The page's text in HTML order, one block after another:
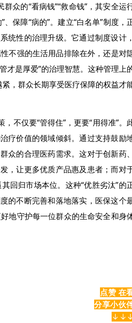
众的“看病钱”“救命钱”，其安全运
保障“病的”。建立“白名单”制度，
统性的治理升级。它通过制度设计，
不强的生活用品排除在外，还是对
才是厚爱”的治理智慧。这种管理上
，群众长期享受医疗保障的权益才
不仅要“管得住”，更要“用得准”。
疗价值的领域倾斜。通过支持鼓励
众的合理医药需求。这对于创新药、
，让更多优质产品惠及患者；而对
回归市场本位。这种“优胜劣汰”的
的不断完善和落地落实，医保这个
地守护每一位群众的生命安全和身
点赞 在
分享小伙